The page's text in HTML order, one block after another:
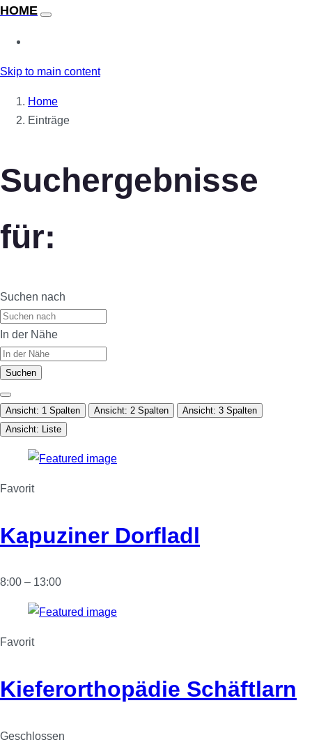
Skip to main content
Home
Einträge
Suchergebnisse
für:
Suchen nach
In der Nähe
Suchen
Ansicht: 1 Spalten Ansicht: 2 Spalten
Ansicht: 3 Spalten
Ansicht: Liste
Favorit
Kapuziner Dorfladl
8:00 – 13:00
Favorit
Kieferorthopädie Schäftlarn
Geschlossen